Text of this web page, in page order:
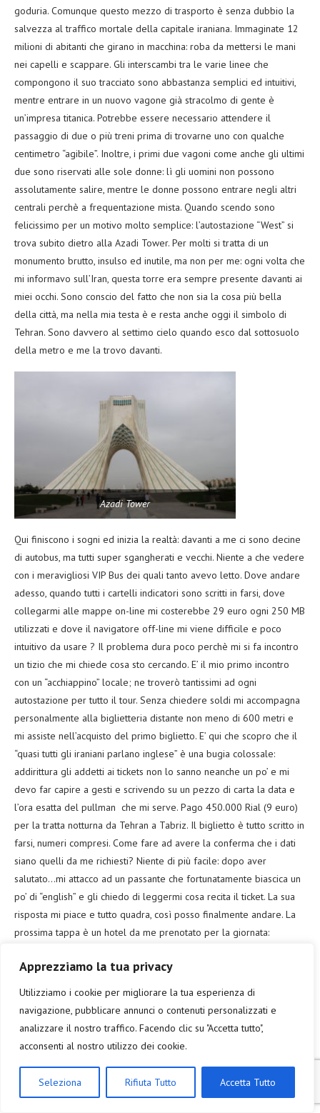
Apprezziamo la tua privacy
Utilizziamo i cookie per migliorare la tua esperienza di
navigazione, pubblicare annunci o contenuti personalizzati e
analizzare il nostro traffico. Facendo clic su "Accetta tutto",
acconsenti al nostro utilizzo dei cookie.
Seleziona Rifiuta Tutto Accetta Tutto
goduria. Comunque questo mezzo di trasporto è senza dubbio la
salvezza al traffico mortale della capitale iraniana. Immaginate 12
milioni di abitanti che girano in macchina: roba da mettersi le mani
nei capelli e scappare. Gli interscambi tra le varie linee che
compongono il suo tracciato sono abbastanza semplici ed intuitivi,
mentre entrare in un nuovo vagone già stracolmo di gente è
un’impresa titanica. Potrebbe essere necessario attendere il
passaggio di due o più treni prima di trovarne uno con qualche
centimetro “agibile”. Inoltre, i primi due vagoni come anche gli ultimi
due sono riservati alle sole donne: lì gli uomini non possono
assolutamente salire, mentre le donne possono entrare negli altri
centrali perchè a frequentazione mista. Quando scendo sono
felicissimo per un motivo molto semplice: l’autostazione “West” si
trova subito dietro alla Azadi Tower. Per molti si tratta di un
monumento brutto, insulso ed inutile, ma non per me: ogni volta che
mi informavo sull’Iran, questa torre era sempre presente davanti ai
miei occhi. Sono conscio del fatto che non sia la cosa più bella
della città, ma nella mia testa è e resta anche oggi il simbolo di
Tehran. Sono davvero al settimo cielo quando esco dal sottosuolo
della metro e me la trovo davanti.
Azadi Tower
Qui finiscono i sogni ed inizia la realtà: davanti a me ci sono decine
di autobus, ma tutti super sgangherati e vecchi. Niente a che vedere
con i meravigliosi VIP Bus dei quali tanto avevo letto. Dove andare
adesso, quando tutti i cartelli indicatori sono scritti in farsi, dove
collegarmi alle mappe on-line mi costerebbe 29 euro ogni 250 MB
utilizzati e dove il navigatore off-line mi viene difficile e poco
intuitivo da usare ? Il problema dura poco perchè mi si fa incontro
un tizio che mi chiede cosa sto cercando. E’ il mio primo incontro
con un “acchiappino” locale; ne troverò tantissimi ad ogni
autostazione per tutto il tour. Senza chiedere soldi mi accompagna
personalmente alla biglietteria distante non meno di 600 metri e
mi assiste nell’acquisto del primo biglietto. E’ qui che scopro che il
“quasi tutti gli iraniani parlano inglese” è una bugia colossale:
addirittura gli addetti ai tickets non lo sanno neanche un po’ e mi
devo far capire a gesti e scrivendo su un pezzo di carta la data e
l’ora esatta del pullman che mi serve. Pago 450.000 Rial (9 euro)
per la tratta notturna da Tehran a Tabriz. Il biglietto è tutto scritto in
farsi, numeri compresi. Come fare ad avere la conferma che i dati
siano quelli da me richiesti? Niente di più facile: dopo aver
salutato…mi attacco ad un passante che fortunatamente biascica un
po’ di “english” e gli chiedo di leggermi cosa recita il ticket. La sua
risposta mi piace e tutto quadra, così posso finalmente andare. La
prossima tappa è un hotel da me prenotato per la giornata:
come appoggio per visitare Tehran senza avere lo zaino da
trekking sulla schiena per tutto il tempo. Dato che ho solo oggi per
esplorare la capitale, l’albergo è in posizione molto centrale
rispetto alle principali attrazioni. Raggiungendolo scopro una
interessante caratteristica iraniana che si ripercuoterà anche in tutte